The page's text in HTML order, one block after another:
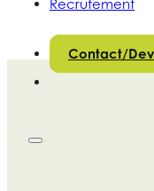
Recrutement
Contact/